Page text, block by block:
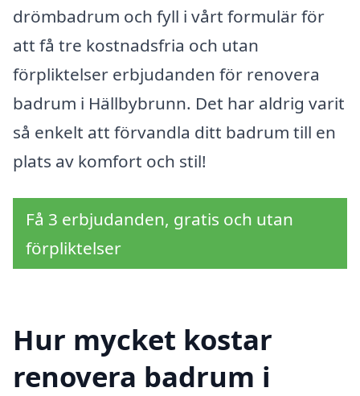
drömbadrum och fyll i vårt formulär för
att få tre kostnadsfria och utan
förpliktelser erbjudanden för renovera
badrum i Hällbybrunn. Det har aldrig varit
så enkelt att förvandla ditt badrum till en
plats av komfort och stil!
Få 3 erbjudanden, gratis och utan
förpliktelser
Hur mycket kostar
renovera badrum i